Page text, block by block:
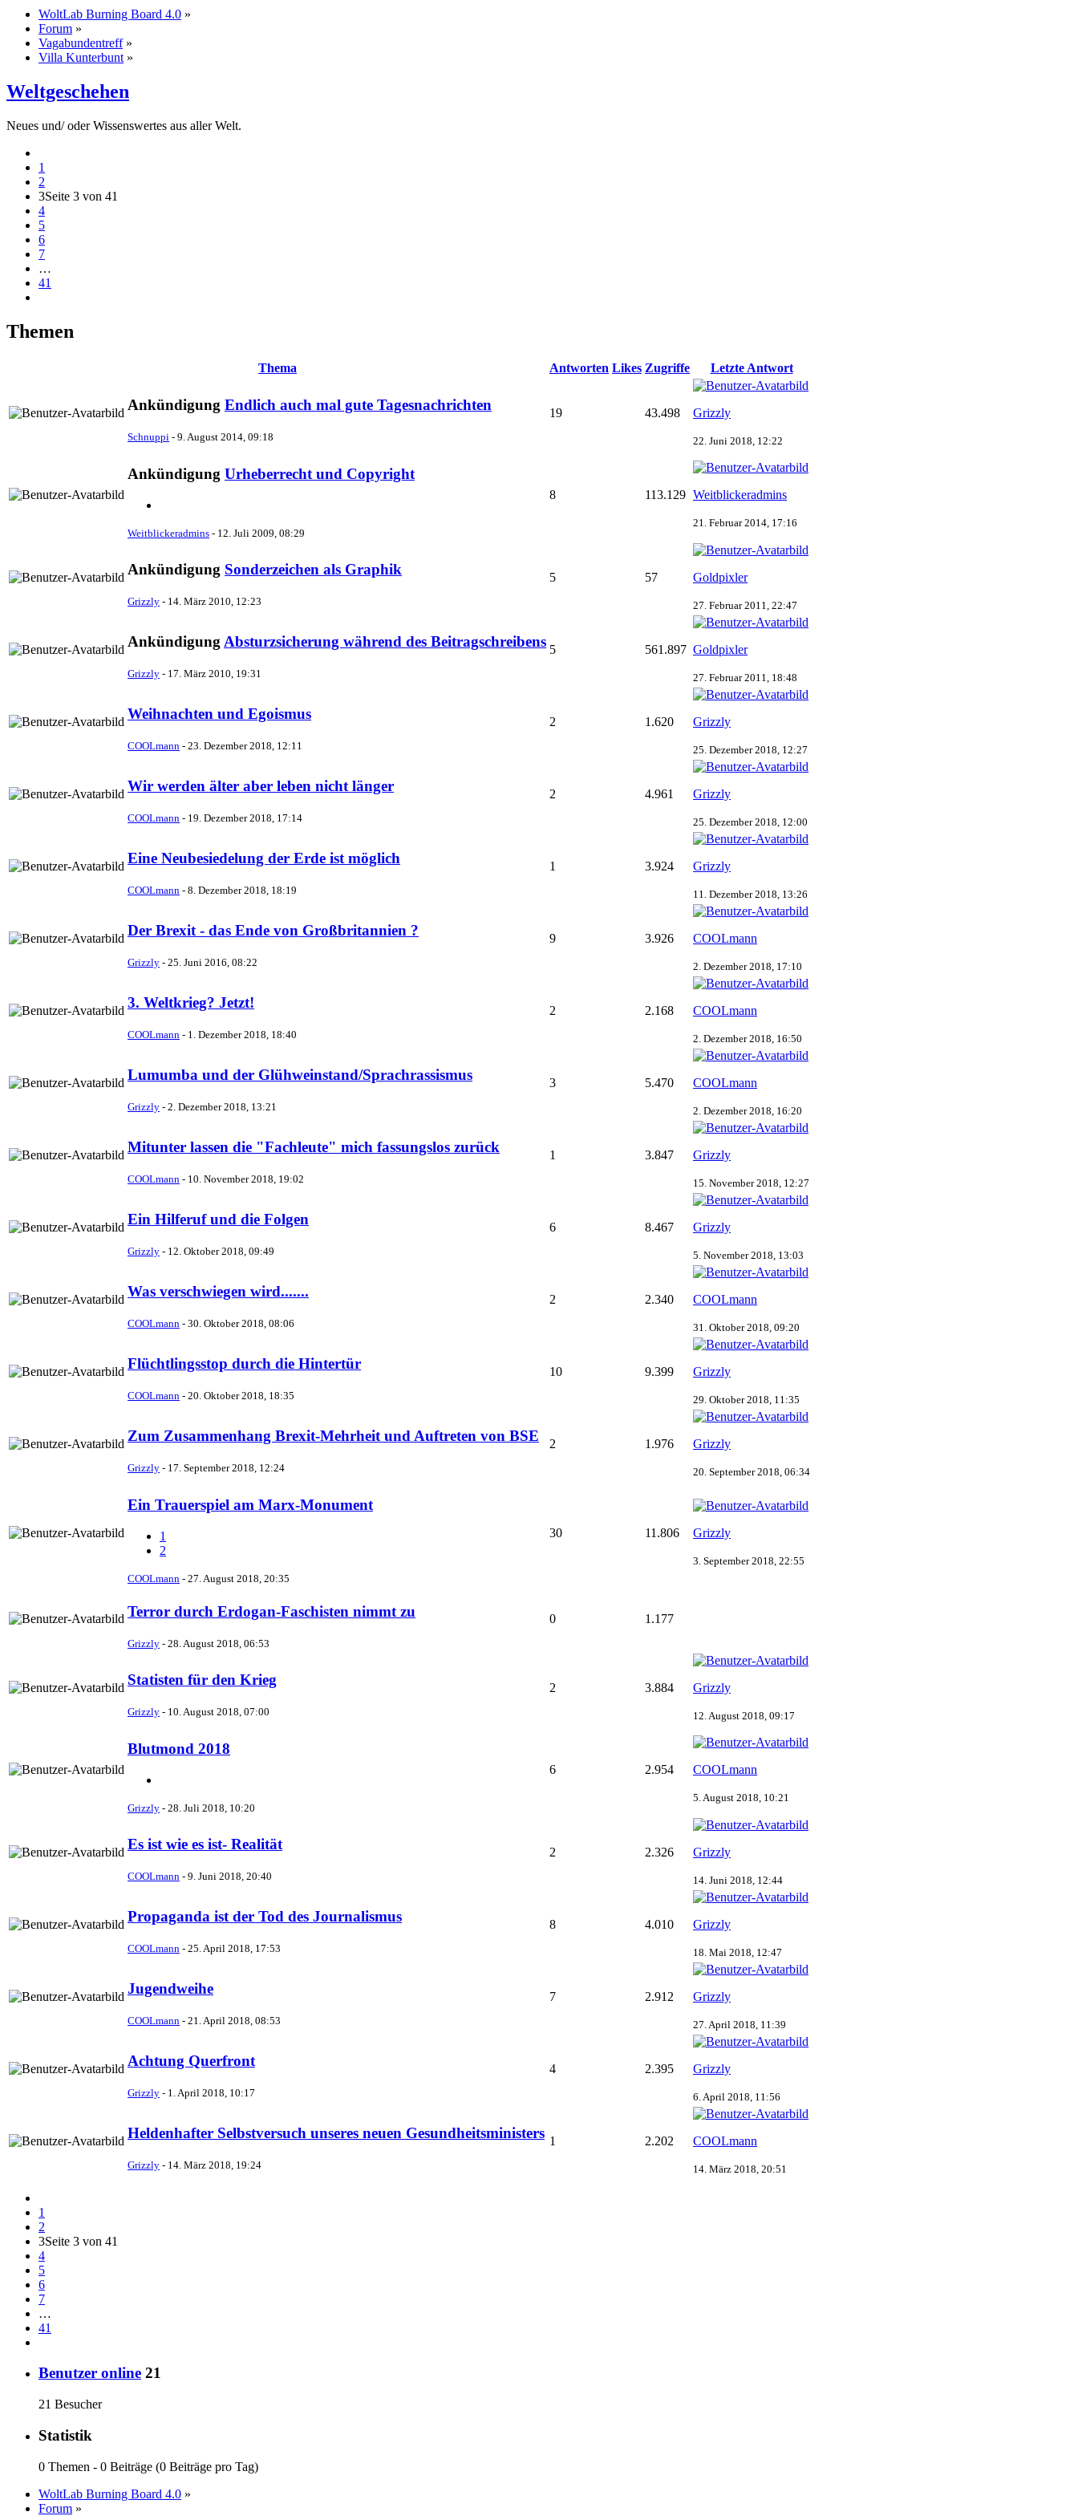
WoltLab Burning Board 4.0 »
Forum »
Vagabundentreff »
Villa Kunterbunt »
Weltgeschehen
Neues und/ oder Wissenswertes aus aller Welt.
1
2
3Seite 3 von 41
4
5
6
7
…
41
Themen
Thema Antworten Likes Zugriffe Letzte Antwort
Ankündigung Endlich auch mal gute Tagesnachrichten
Schnuppi - 9. August 2014, 09:18
19 43.498 Grizzly
22. Juni 2018, 12:22
Ankündigung Urheberrecht und Copyright
Weitblickeradmins - 12. Juli 2009, 08:29
8 113.129 Weitblickeradmins
21. Februar 2014, 17:16
Ankündigung Sonderzeichen als Graphik
Grizzly - 14. März 2010, 12:23
5 57 Goldpixler
27. Februar 2011, 22:47
AnkündigungAbsturzsicherung während des Beitragschreibens
Grizzly - 17. März 2010, 19:31
5 561.897 Goldpixler
27. Februar 2011, 18:48
Weihnachten und Egoismus
COOLmann - 23. Dezember 2018, 12:11
2 1.620 Grizzly
25. Dezember 2018, 12:27
Wir werden älter aber leben nicht länger
COOLmann - 19. Dezember 2018, 17:14
2 4.961 Grizzly
25. Dezember 2018, 12:00
Eine Neubesiedelung der Erde ist möglich
COOLmann - 8. Dezember 2018, 18:19
1 3.924 Grizzly
11. Dezember 2018, 13:26
Der Brexit - das Ende von Großbritannien ?
Grizzly - 25. Juni 2016, 08:22
9 3.926 COOLmann
2. Dezember 2018, 17:10
3. Weltkrieg? Jetzt!
COOLmann - 1. Dezember 2018, 18:40
2 2.168 COOLmann
2. Dezember 2018, 16:50
Lumumba und der Glühweinstand/Sprachrassismus
Grizzly - 2. Dezember 2018, 13:21
3 5.470 COOLmann
2. Dezember 2018, 16:20
Mitunter lassen die "Fachleute" mich fassungslos zurück
COOLmann - 10. November 2018, 19:02
1 3.847 Grizzly
15. November 2018, 12:27
Ein Hilferuf und die Folgen
Grizzly - 12. Oktober 2018, 09:49
6 8.467 Grizzly
5. November 2018, 13:03
Was verschwiegen wird.......
COOLmann - 30. Oktober 2018, 08:06
2 2.340 COOLmann
31. Oktober 2018, 09:20
Flüchtlingsstop durch die Hintertür
COOLmann - 20. Oktober 2018, 18:35
10 9.399 Grizzly
29. Oktober 2018, 11:35
Zum Zusammenhang Brexit-Mehrheit und Auftreten von BSE
Grizzly - 17. September 2018, 12:24
2 1.976 Grizzly
20. September 2018, 06:34
Ein Trauerspiel am Marx-Monument
1
2
COOLmann - 27. August 2018, 20:35
30 11.806 Grizzly
3. September 2018, 22:55
Terror durch Erdogan-Faschisten nimmt zu
Grizzly - 28. August 2018, 06:53
0 1.177
Statisten für den Krieg
Grizzly - 10. August 2018, 07:00
2 3.884 Grizzly
12. August 2018, 09:17
Blutmond 2018
Grizzly - 28. Juli 2018, 10:20
6 2.954 COOLmann
5. August 2018, 10:21
Es ist wie es ist- Realität
COOLmann - 9. Juni 2018, 20:40
2 2.326 Grizzly
14. Juni 2018, 12:44
Propaganda ist der Tod des Journalismus
COOLmann - 25. April 2018, 17:53
8 4.010 Grizzly
18. Mai 2018, 12:47
Jugendweihe
COOLmann - 21. April 2018, 08:53
7 2.912 Grizzly
27. April 2018, 11:39
Achtung Querfront
Grizzly - 1. April 2018, 10:17
4 2.395 Grizzly
6. April 2018, 11:56
Heldenhafter Selbstversuch unseres neuen Gesundheitsministers
Grizzly - 14. März 2018, 19:24
1 2.202 COOLmann
14. März 2018, 20:51
1
2
3Seite 3 von 41
4
5
6
7
…
41
Benutzer online 21
21 Besucher
Statistik
0 Themen - 0 Beiträge (0 Beiträge pro Tag)
WoltLab Burning Board 4.0 »
Forum »